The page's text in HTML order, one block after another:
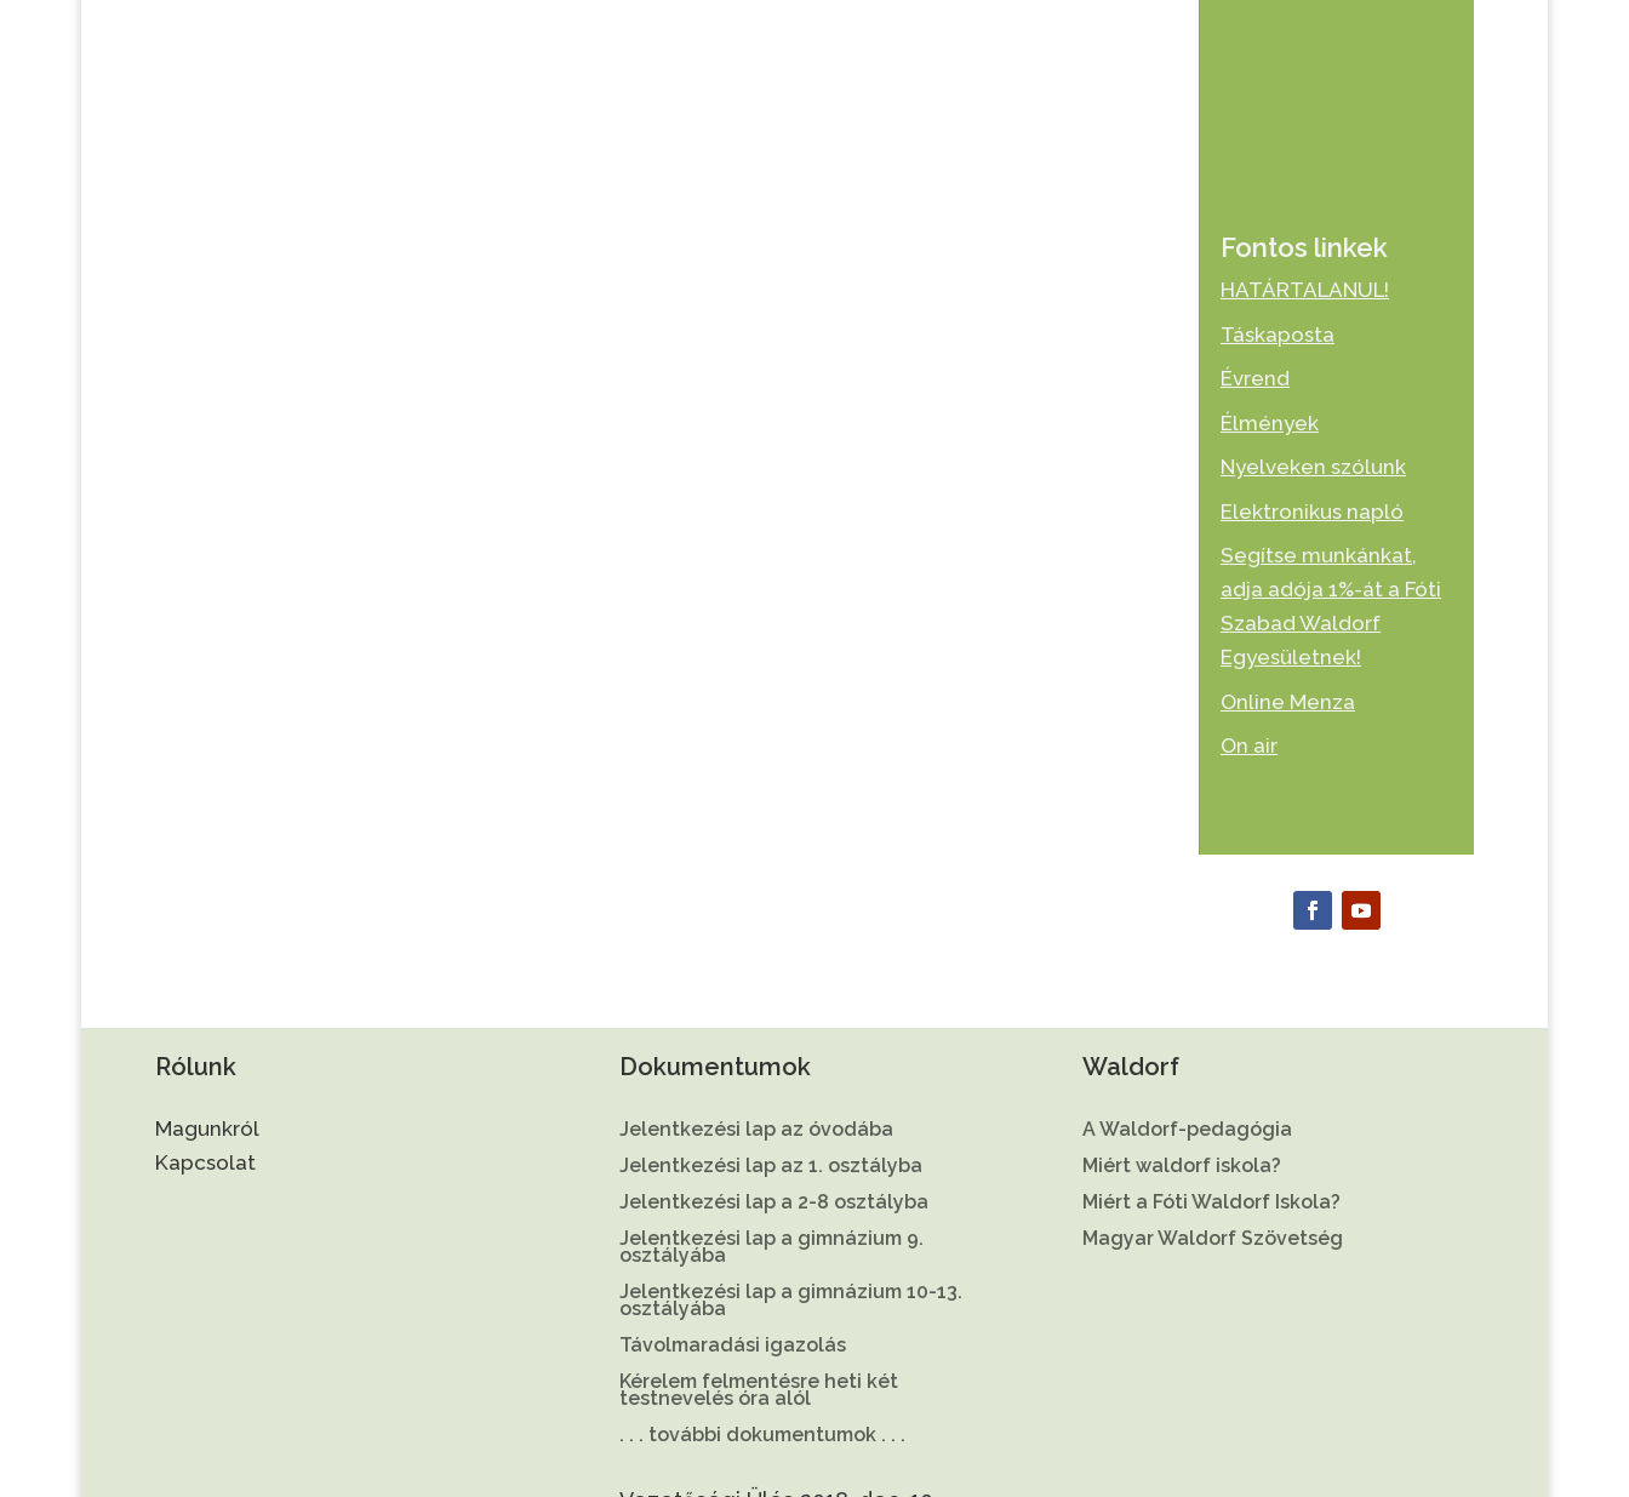
Fontos linkek
HATÁRTALANUL!
Táskaposta
Évrend
Élmények
Nyelveken szólunk
Elektronikus napló
Segítse munkánkat,
adja adója 1%-át a Fóti
Szabad Waldorf
Egyesületnek!
Online Menza
On air
Rólunk
Magunkról
Kapcsolat
Dokumentumok
Jelentkezési lap az óvodába
Jelentkezési lap az 1. osztályba
Jelentkezési lap a 2-8 osztályba
Jelentkezési lap a gimnázium 9.
osztályába
Jelentkezési lap a gimnázium 10-13.
osztályába
Távolmaradási igazolás
Kérelem felmentésre heti két
testnevelés óra alól
. . . további dokumentumok . . .
Waldorf
A Waldorf-pedagógia
Miért waldorf iskola?
Miért a Fóti Waldorf Iskola?
Magyar Waldorf Szövetség